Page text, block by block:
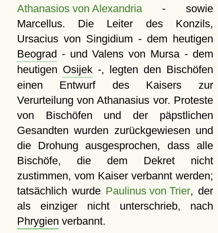
Athanasios von Alexandria- sowie
Marcellus. Die Leiter des Konzils,
Ursacius von Singidium - dem heutigen
Beograd - und Valens von Mursa - dem
heutigen Osijek-, legten den Bischöfen
einen Entwurf des Kaisers zur
Verurteilung von Athanasius vor. Proteste
von Bischöfen und der päpstlichen
Gesandten wurden zurückgewiesen und
die Drohung ausgesprochen, dass alle
Bischöfe, die dem Dekret nicht
zustimmen, vom Kaiser verbannt werden;
tatsächlich wurde Paulinus von Trier, der
als einziger nicht unterschrieb, nach
Phrygien verbannt.